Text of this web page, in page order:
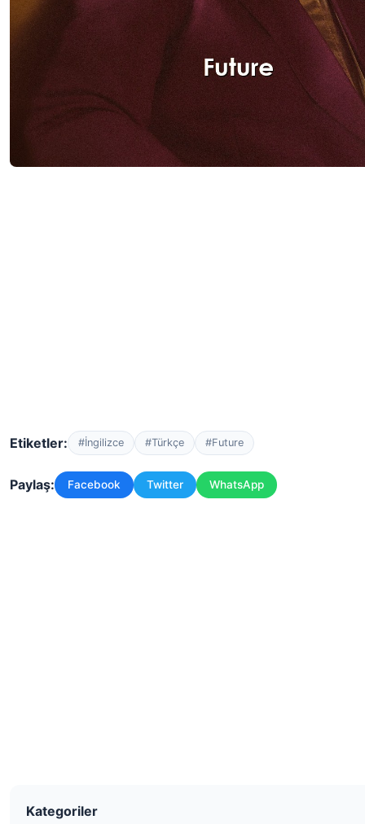
Etiketler: #İngilizce #Türkçe #Future
Paylaş: Facebook Twitter WhatsApp
Kategoriler